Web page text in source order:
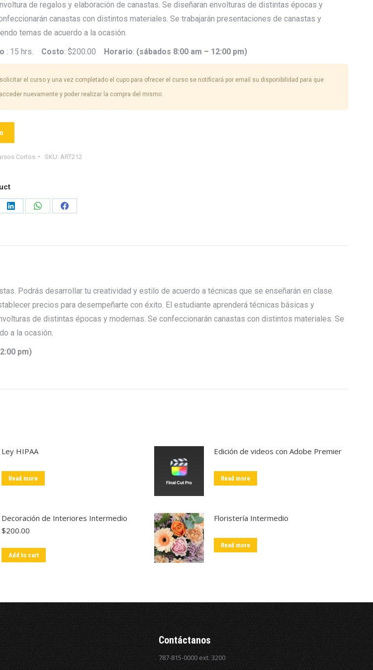
de regalos y elaboración de canastas. Se diseñaran envolturas de distintas épocas y
canastas con distintos materiales. Se trabajarán presentaciones de canastas y
temas de acuerdo a la ocasión.
: 15 hrs. Costo: $200.00 Horario: (sábados 8:00 am – 12:00 pm)
el curso y una vez completado el cupo para ofrecer el curso se notificará por email su disponibilidad para que
nuevamente y poder realizar la compra del mismo.
Cortos SKU: ART212
Share
Share
Share
Podrás desarrollar tu creatividad y estilo de acuerdo a técnicas que se enseñarán en clase.
precios para desempeñarte con éxito. El estudiante aprenderá técnicas básicas y
de distintas épocas y modernas. Se confeccionarán canastas con distintos materiales. Se
a la ocasión.
pm)
Ley HIPAA
Read more
Edición de videos con Adobe Premier
Read more
Decoración de Interiores Intermedio
$200.00
Add to cart
Floristería Intermedio
Read more
Contáctanos
787-815-0000 ext. 3200